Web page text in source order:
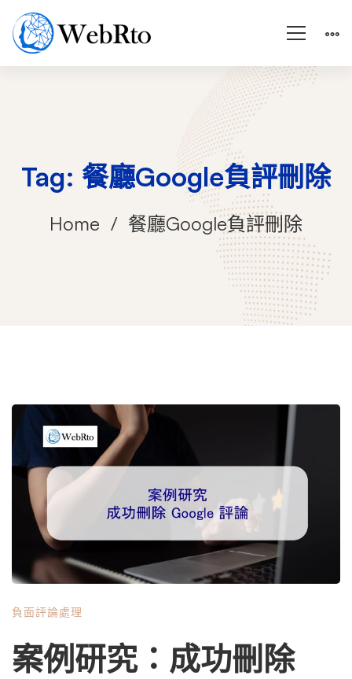
Tag: 餐廳Google負評刪除
Home 餐廳Google負評刪除
負面評論處理
案例研究：成功刪除